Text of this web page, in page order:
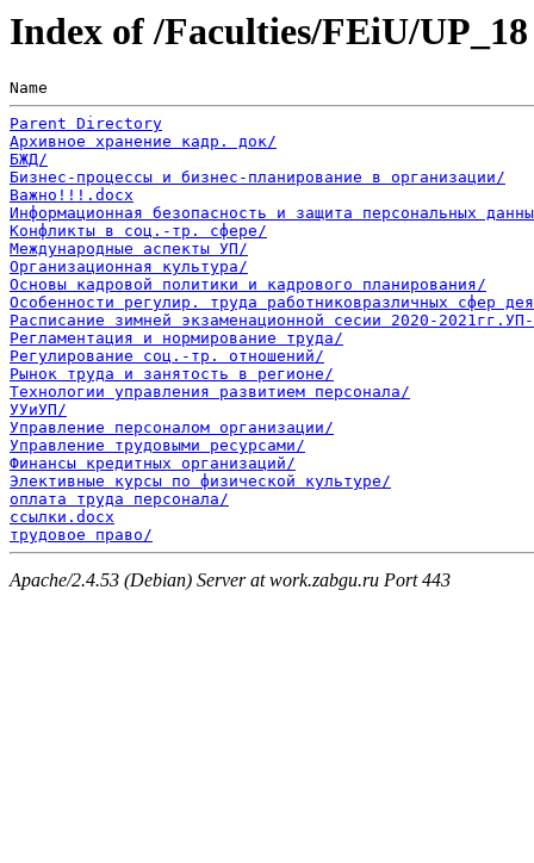
Index of /Faculties/FEiU/UP_18
Name
Parent Directory
Архивное хранение кадр. док/
БЖД/
Бизнес-процессы и бизнес-планирование в организации/
Важно!!!.docx
Информационная безопасность и защита персональных
Конфликты в соц.-тр. сфере/
Международные аспекты УП/
Организационная культура/
Основы кадровой политики и кадрового планирования/
Особенности регулир. труда работниковразличных сфер
Расписание зимней экзаменационной сесии 2020-
Регламентация и нормирование труда/
Регулирование соц.-тр. отношений/
Рынок труда и занятость в регионе/
Технологии управления развитием персонала/
УУиУП/
Управление персоналом организации/
Управление трудовыми ресурсами/
Финансы кредитных организаций/
Элективные курсы по физической культуре/
оплата труда персонала/
ссылки.docx
трудовое право/
Apache/2.4.53 (Debian) Server at work.zabgu.ru Port 443